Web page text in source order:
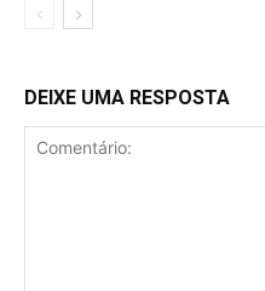
DEIXE UMA RESPOSTA